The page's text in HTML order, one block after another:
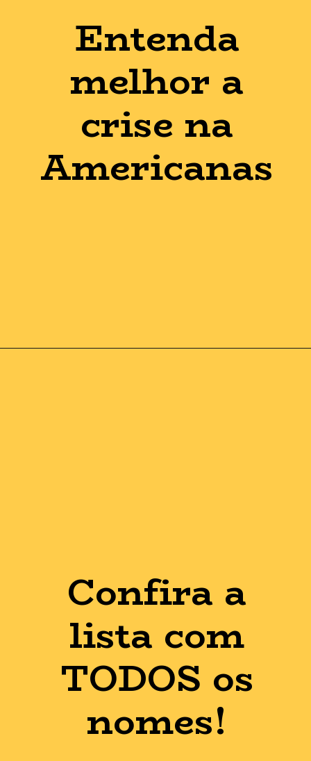
Entenda
melhor a
crise na
Americanas
Confira a
lista com
TODOS os
nomes!